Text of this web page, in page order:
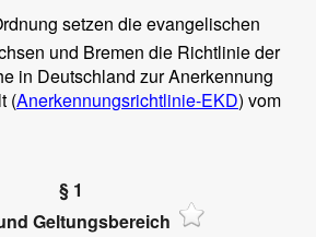
setzen die evangelischen
und Bremen die Richtlinie der
in Deutschland zur Anerkennung
(Anerkennungsrichtlinie-EKD) vom
§ 1
Geltungsbereich